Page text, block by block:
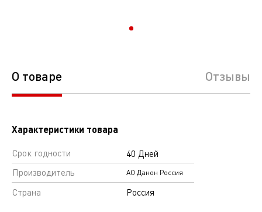
О товаре Отзывы
Характеристики товара
Срок годности
40 Дней
Производитель
АО Данон Россия
Страна Россия